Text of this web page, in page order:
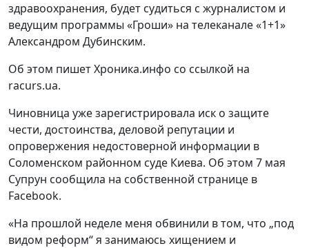
здравоохранения, будет судиться с журналистом и
ведущим программы «Гроши» на телеканале «1+1»
Александром Дубинским.
Об этом пишет Хроника.инфо со ссылкой на
racurs.ua.
Чиновница уже зарегистрировала иск о защите
чести, достоинства, деловой репутации и
опровержения недостоверной информации в
Соломенском районном суде Киева. Об этом 7 мая
Супрун сообщила на собственной странице в
Facebook.
«На прошлой неделе меня обвинили в том, что „под
видом реформ“ я занимаюсь хищением и